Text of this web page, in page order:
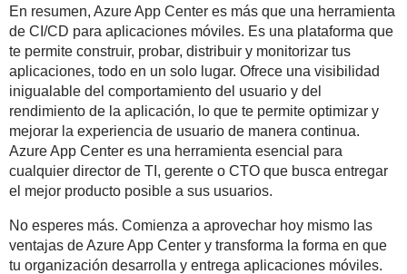
En resumen, Azure App Center es más que una herramienta
de CI/CD para aplicaciones móviles. Es una plataforma que
te permite construir, probar, distribuir y monitorizar tus
aplicaciones, todo en un solo lugar. Ofrece una visibilidad
inigualable del comportamiento del usuario y del
rendimiento de la aplicación, lo que te permite optimizar y
mejorar la experiencia de usuario de manera continua.
Azure App Center es una herramienta esencial para
cualquier director de TI, gerente o CTO que busca entregar
el mejor producto posible a sus usuarios.
No esperes más. Comienza a aprovechar hoy mismo las
ventajas de Azure App Center y transforma la forma en que
tu organización desarrolla y entrega aplicaciones móviles.